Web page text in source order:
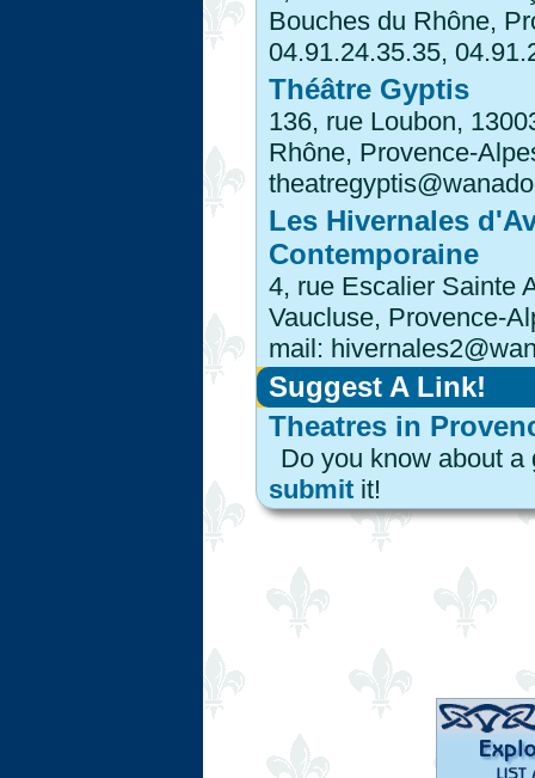
Bouches du Rhône,
04.91.24.35.35,
Théâtre Gyptis
136, rue Loubon,
Rhône, Provence-
Les Hivernales
Contemporaine
4, rue Escalier Sainte
Vaucluse, Provence-
mail:
Suggest A Link!
Theatres in
Do you know about
submitit!